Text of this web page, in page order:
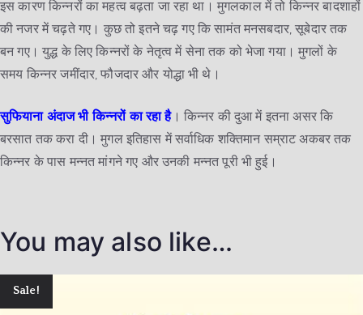
इस कारण किन्नरों का महत्व बढ़ता जा रहा था। मुगलकाल में तो किन्नर बादशाहों
की नजर में चढ़ते गए। कुछ तो इतने चढ़ गए कि सामंत मनसबदार, सूबेदार तक
बन गए। युद्ध के लिए किन्नरों के नेतृत्व में सेना तक को भेजा गया। मुगलों के
समय किन्नर जमींदार, फौजदार और योद्धा भी थे।
सुफियाना अंदाज भी किन्नरों का रहा है। किन्नर की दुआ में इतना असर कि
बरसात तक करा दी। मुगल इतिहास में सर्वाधिक शक्तिमान सम्राट अकबर तक
किन्नर के पास मन्नत मांगने गए और उनकी मन्नत पूरी भी हुई।
You may also like…
Sale!